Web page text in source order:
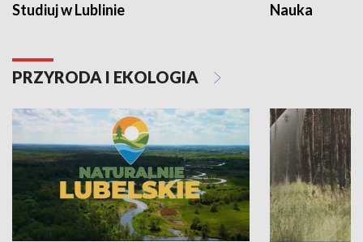
Studiuj w Lublinie Nauka
PRZYRODA I EKOLOGIA